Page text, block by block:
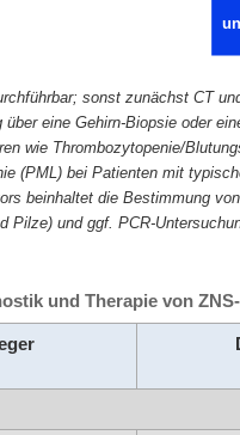
sonst zunächst CT
eine Gehirn-Biopsie oder
wie Thrombozytopenie/
(PML) bei Patienten mit
beinhaltet die Bestimmung
Pilze) und ggf. PCR-
und Therapie von